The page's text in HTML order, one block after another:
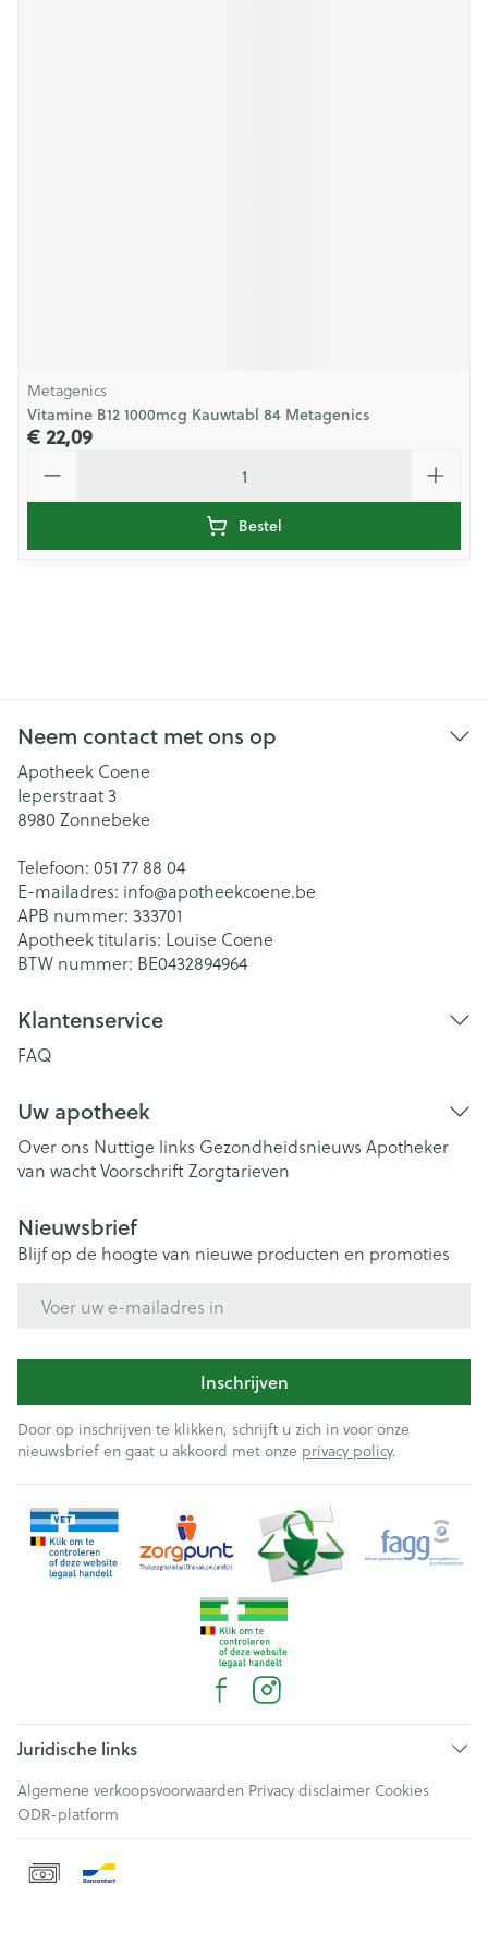
Metagenics
Vitamine B12 1000mcg Kauwtabl 84 Metagenics
€ 22,09
Bestel
Neem contact met ons op
Apotheek Coene
Ieperstraat 3
8980 Zonnebeke
Telefoon: 051 77 88 04
E-mailadres: info@apotheekcoene.be
APB nummer: 333701
Apotheek titularis: Louise Coene
BTW nummer: BE0432894964
Klantenservice
FAQ
Uw apotheek
Over ons Nuttige links Gezondheidsnieuws Apotheker
van wachtVoorschriftZorgtarieven
Nieuwsbrief
Blijf op de hoogte van nieuwe producten en promoties
Inschrijven
Door op inschrijven te klikken, schrijft u zich in voor onze
nieuwsbrief en gaat u akkoord met onze privacy policy.
Juridische links
Algemene verkoopsvoorwaarden Privacy disclaimer Cookies
ODR-platform